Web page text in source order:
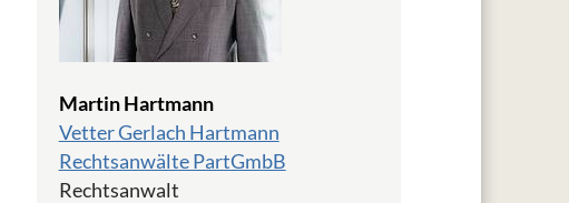
Martin Hartmann
Vetter Gerlach Hartmann
Rechtsanwälte PartGmbB
Rechtsanwalt